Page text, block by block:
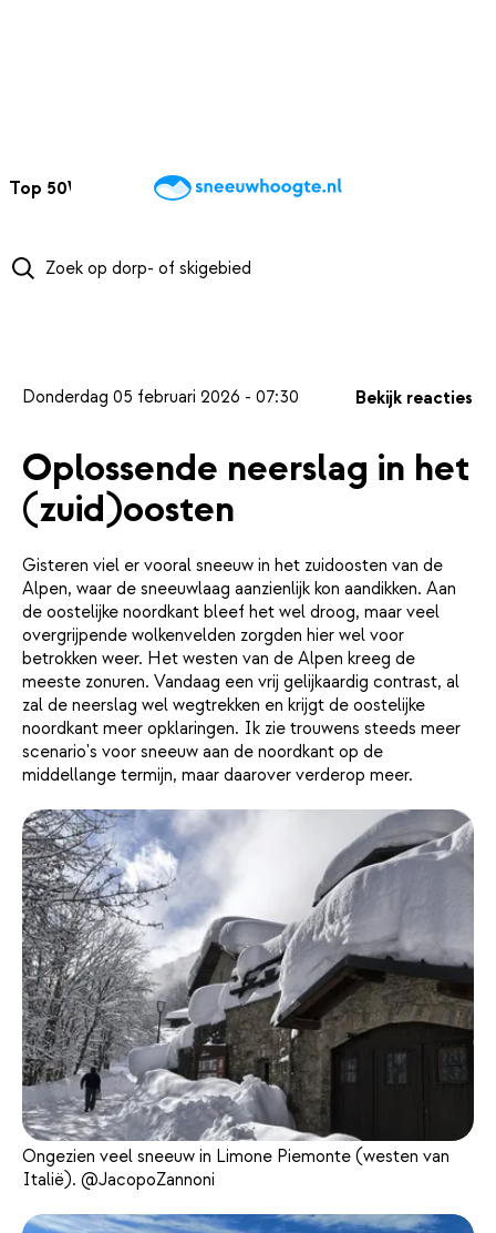
Top 50Webcams WintersportweerKaarten
Donderdag 05 februari 2026 - 07:30 Bekijk reacties
Oplossende neerslag in het
(zuid)oosten
Gisteren viel er vooral sneeuw in het zuidoosten van de
Alpen, waar de sneeuwlaag aanzienlijk kon aandikken. Aan
de oostelijke noordkant bleef het wel droog, maar veel
overgrijpende wolkenvelden zorgden hier wel voor
betrokken weer. Het westen van de Alpen kreeg de
meeste zonuren. Vandaag een vrij gelijkaardig contrast, al
zal de neerslag wel wegtrekken en krijgt de oostelijke
noordkant meer opklaringen. Ik zie trouwens steeds meer
scenario's voor sneeuw aan de noordkant op de
middellange termijn, maar daarover verderop meer.
Ongezien veel sneeuw in Limone Piemonte (westen van
Italië). @JacopoZannoni